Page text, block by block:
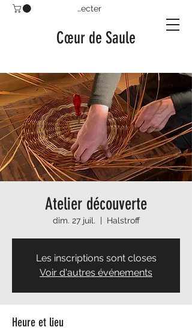
Se connecter
Cœur de Saule
Atelier découverte
dim. 27 juil.
  |
Halstroff
Les inscriptions sont closes
Voir d'autres événements
Heure et lieu